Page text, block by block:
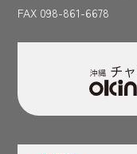
FAX 098-861-6678